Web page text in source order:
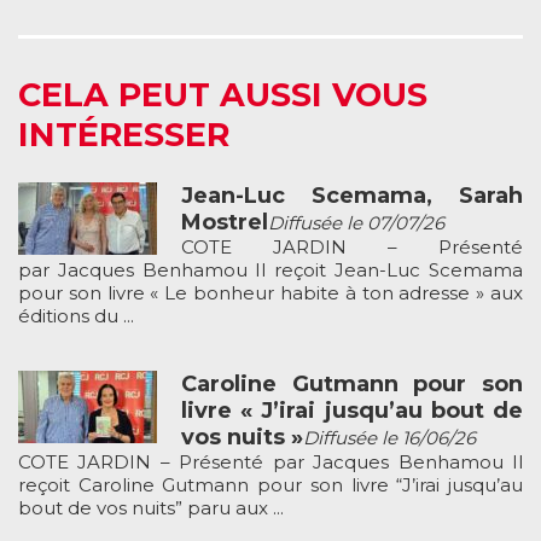
CELA PEUT AUSSI VOUS
INTÉRESSER
Jean-Luc Scemama, Sarah
Mostrel Diffusée le 07/07/26
COTE JARDIN – Présenté
par Jacques Benhamou Il reçoit Jean-Luc Scemama
pour son livre « Le bonheur habite à ton adresse » aux
éditions du ...
Caroline Gutmann pour son
livre « J’irai jusqu’au bout de
vos nuits »Diffusée le 16/06/26
COTE JARDIN – Présenté par Jacques Benhamou Il
reçoit Caroline Gutmann pour son livre “J’irai jusqu’au
bout de vos nuits” paru aux ...